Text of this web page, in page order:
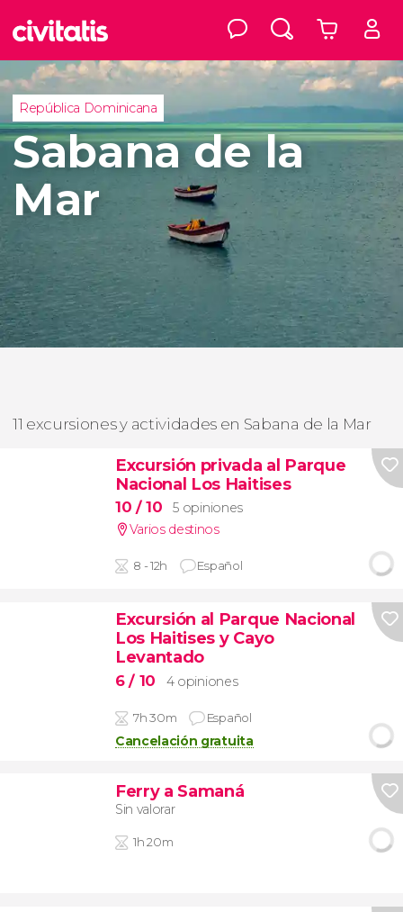
República Dominicana
Sabana de la
Mar
11 excursiones y actividades en Sabana de la Mar
Excursión privada al Parque
Nacional Los Haitises
10 / 10
5 opiniones
Varios destinos
8 - 12h Español
Excursión al Parque Nacional
Los Haitises y Cayo
Levantado
6/ 10 4 opiniones
7h 30m Español
Cancelación gratuita
Ferry a Samaná
Sin valorar
1h 20m